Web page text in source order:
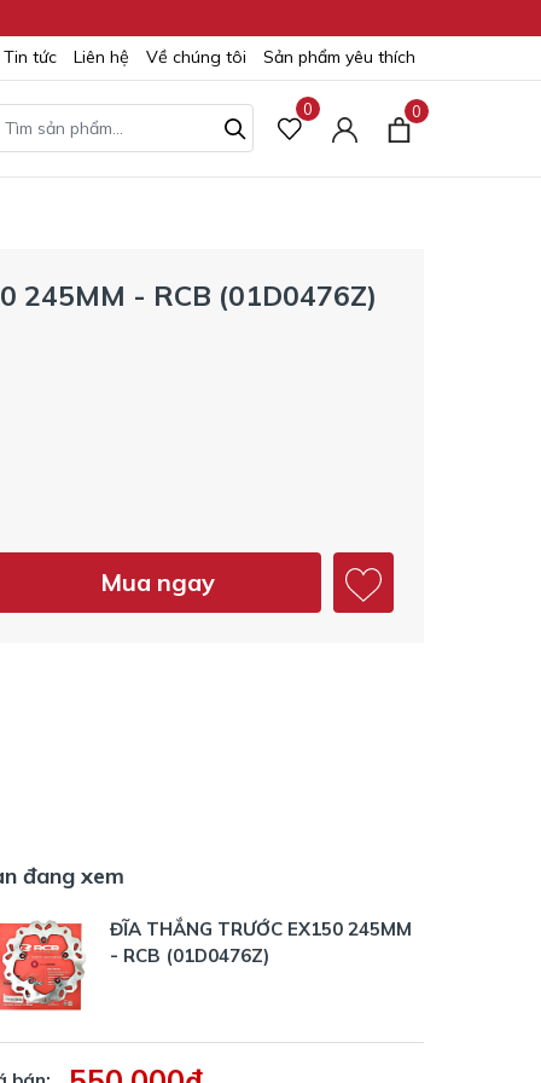
Tin tức Liên hệ Về chúng tôi Sản phẩm yêu thích
0 0
245MM - RCB (01D0476Z)
Mua ngay
đang xem
ĐĨA THẮNG TRƯỚC EX150 245MM
- RCB (01D0476Z)